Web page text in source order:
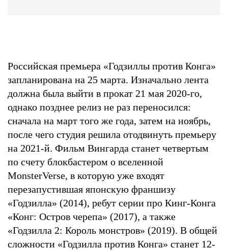
Российская премьера «Годзиллы против Конга»
запланирована на 25 марта. Изначально лента
должна была выйти в прокат 21 мая 2020-го,
однако позднее релиз не раз переносился:
сначала на март того же года, затем на ноябрь,
после чего студия решила отодвинуть премьеру
на 2021-й. Фильм Вингарда станет четвертым
по счету блокбастером о вселенной
MonsterVerse, в которую уже входят
перезапустившая японскую франшизу
«Годзилла» (2014), ребут серии про Кинг-Конга
«Конг: Остров черепа» (2017), а также
«Годзилла 2: Король монстров» (2019). В общей
сложности «Годзилла против Конга» станет 12-